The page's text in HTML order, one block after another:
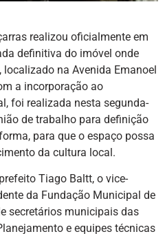
realizou oficialmente em
definitiva do imóvel onde
na Avenida Emanoel
a incorporação ao
foi realizada nesta segunda-
de trabalho para definição
para que o espaço possa
da cultura local.
Tiago Baltt, o vice-
da Fundação Municipal de
secretários municipais das
e equipes técnicas